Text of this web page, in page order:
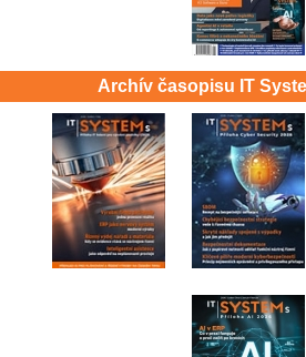
Archív časopisu IT